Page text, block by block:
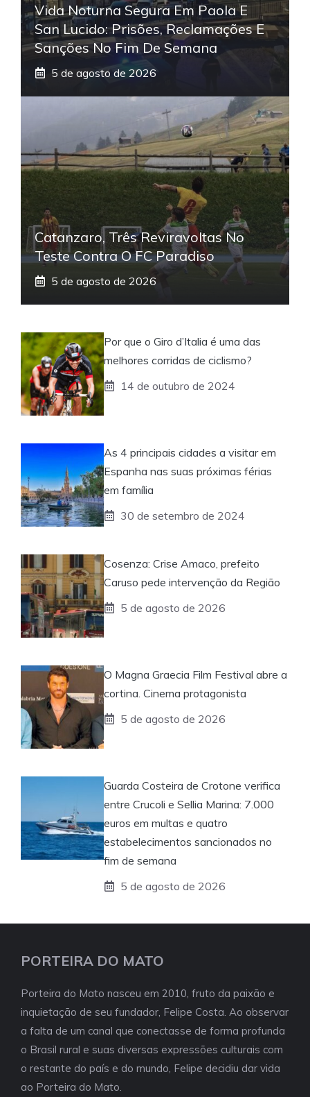
Vida Noturna Segura Em Paola E
San Lucido: Prisões, Reclamações E
Sanções No Fim De Semana
5 de agosto de 2026
Catanzaro, Três Reviravoltas No
Teste Contra O FC Paradiso
5 de agosto de 2026
Por que o Giro d’Italia é uma das
melhores corridas de ciclismo?
14 de outubro de 2024
As 4 principais cidades a visitar em
Espanha nas suas próximas férias
em família
30 de setembro de 2024
Cosenza: Crise Amaco, prefeito
Caruso pede intervenção da Região
5 de agosto de 2026
O Magna Graecia Film Festival abre a
cortina. Cinema protagonista
5 de agosto de 2026
Guarda Costeira de Crotone verifica
entre Crucoli e Sellia Marina: 7.000
euros em multas e quatro
estabelecimentos sancionados no
fim de semana
5 de agosto de 2026
PORTEIRA DO MATO
Porteira do Mato nasceu em 2010, fruto da paixão e
inquietação de seu fundador, Felipe Costa. Ao observar
a falta de um canal que conectasse de forma profunda
o Brasil rural e suas diversas expressões culturais com
o restante do país e do mundo, Felipe decidiu dar vida
ao Porteira do Mato.